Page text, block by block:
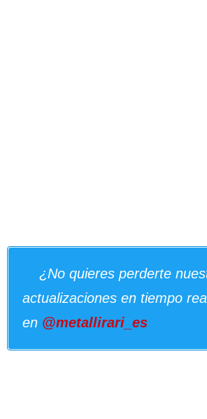
¿No quieres perderte
actualizaciones en tiempo
en @metallirari_es